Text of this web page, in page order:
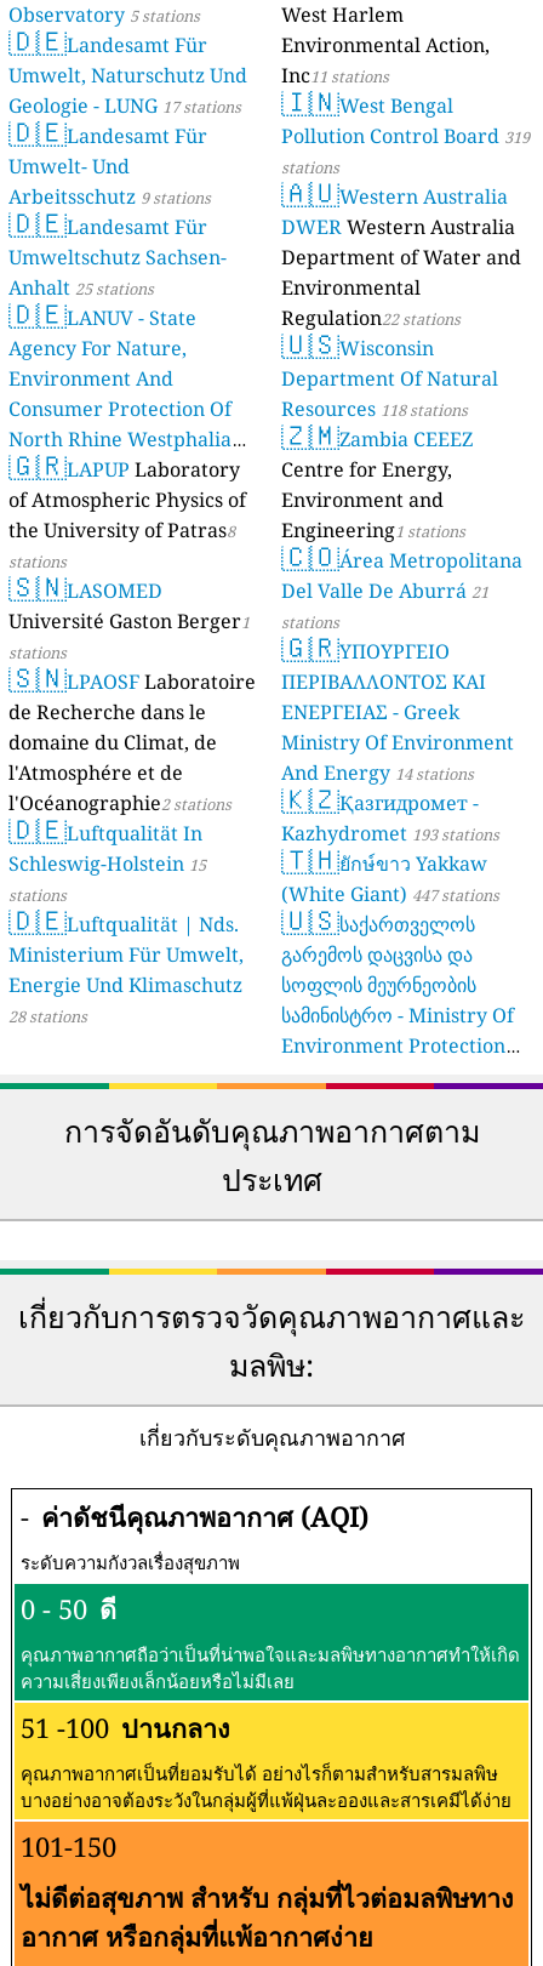
Observatory 5 stations
🇩🇪Landesamt Für
Umwelt, Naturschutz Und
Geologie - LUNG 17 stations
🇩🇪Landesamt Für
Umwelt- Und
Arbeitsschutz 9 stations
🇩🇪Landesamt Für
Umweltschutz Sachsen-
Anhalt 25 stations
🇩🇪LANUV - State
Agency For Nature,
Environment And
Consumer Protection Of
North Rhine Westphalia
(Landesamt Für Natur,
Umwelt Und
Verbraucherschutz NRW)
61 stations
🇬🇷LAPUP Laboratory
of Atmospheric Physics of
the University of Patras8
stations
🇸🇳LASOMED
Université Gaston Berger1
stations
🇸🇳LPAOSF Laboratoire
de Recherche dans le
domaine du Climat, de
l'Atmosphére et de
l'Océanographie2 stations
🇩🇪Luftqualität In
Schleswig-Holstein 15
stations
🇩🇪Luftqualität | Nds.
Ministerium Für Umwelt,
Energie Und Klimaschutz
28 stations
West Harlem
Environmental Action,
Inc11 stations
🇮🇳West Bengal
Pollution Control Board 319
stations
🇦🇺Western Australia
DWERWestern Australia
Department of Water and
Environmental
Regulation22 stations
🇺🇸Wisconsin
Department Of Natural
Resources 118 stations
🇿🇲Zambia CEEEZ
Centre for Energy,
Environment and
Engineering1 stations
🇨🇴Área Metropolitana
Del Valle De Aburrá 21
stations
🇬🇷ΥΠΟΥΡΓΕΙΟ
ΠΕΡΙΒΑΛΛΟΝΤΟΣ ΚΑΙ
ΕΝΕΡΓΕΙΑΣ - Greek
Ministry Of Environment
And Energy 14 stations
🇰🇿Қазгидромет -
Kazhydromet 193 stations
🇹🇭ยักษ์ขาว Yakkaw
(White Giant) 447 stations
🇺🇸საქართველოს
გარემოს დაცვისა და
სოფლის მეურნეობის
სამინისტრო - Ministry Of
Environment Protection
การจัดอันดับคุณภาพอากาศตาม
ประเทศ
🇲🇿
🇺🇸 164
สหรัฐอเมริกา
163
🇿🇦 158
แอฟริกาใต้
150
สหรัฐอาหรับเอมิเรตส์
🇮🇩 150
อินโดนีเซีย
🇷🇼รวันดา
🇨🇳
จีน
🇺🇬
🇨🇦 127
แคนาดา
🇳🇬
🇮🇳 109
อินเดีย
🇹🇯ทาจิกิสถาน
🇶🇦 102
กาตาร์
🇨🇱
🇵🇸
Ranking updated ไม่กี่วินาทีที่แล้ว(7 ส.ค. 2026 เวลา 2:16)
เกี่ยวกับการตรวจวัดคุณภาพอากาศและ
มลพิษ:
เกี่ยวกับระดับคุณภาพอากาศ